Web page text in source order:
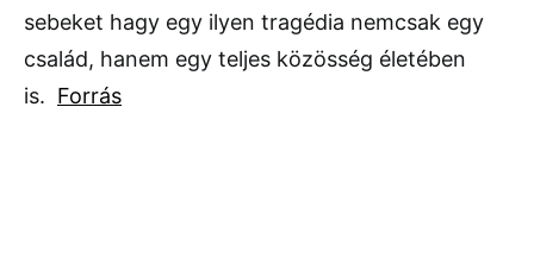
sebeket hagy egy ilyen tragédia nemcsak egy
család, hanem egy teljes közösség életében
is. Forrás